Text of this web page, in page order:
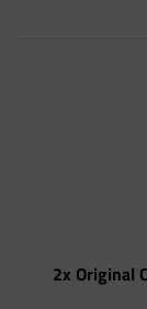
2x Original